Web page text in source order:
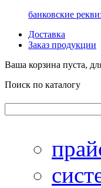
банковские
Доставка
Заказ продукции
Ваша корзина пуста,
Поиск по каталогу